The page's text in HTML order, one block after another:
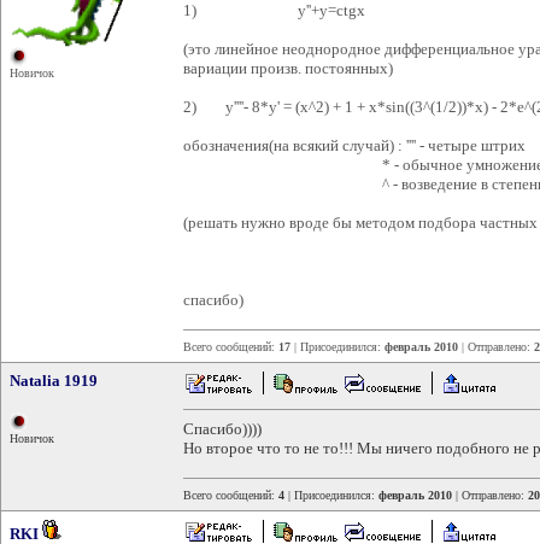
Новичок
1) y''+y=ctgx
(это линейное неоднородное дифференциальное
вариации произв. постоянных)
2) y''''- 8*y' = (x^2) + 1 + x*sin((3^(1/2))*x) -
обозначения(на всякий случай) : '''' - четыре штрих
* - обычное
^ - возведение в
(решать нужно вроде бы методом подбора
спасибо)
Всего сообщений: 17 | Присоединился: февраль 2010 | Отправлено:
Natalia 1919
Новичок
Спасибо))))
Но второе что то не то!!! Мы ничего подобного не
Всего сообщений: 4 | Присоединился: февраль 2010 | Отправлено:
RKI